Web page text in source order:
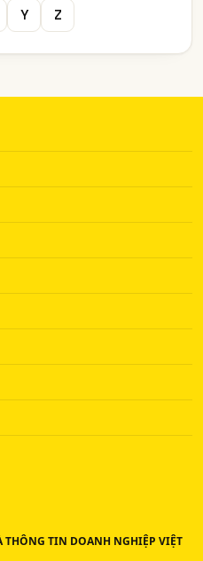
Y Z
THÔNG TIN DOANH NGHIỆP VIỆT